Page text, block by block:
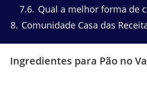
7.6 Qual a melhor forma de
8 Comunidade Casa das
Ingredientes para Pão no